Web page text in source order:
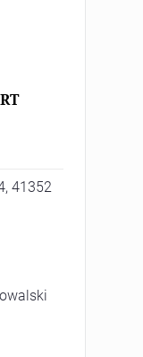
41352